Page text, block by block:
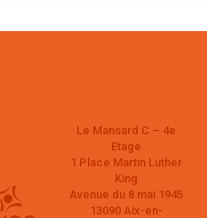
Le Mansard C – 4e
Etage
1 Place Martin Luther
King
Avenue du 8 mai 1945
13090 Aix-en-